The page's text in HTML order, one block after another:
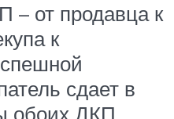
– от продавца к
к
сдает в
обоих ДКП,